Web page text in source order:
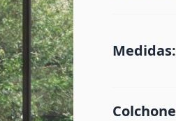
Medidas: